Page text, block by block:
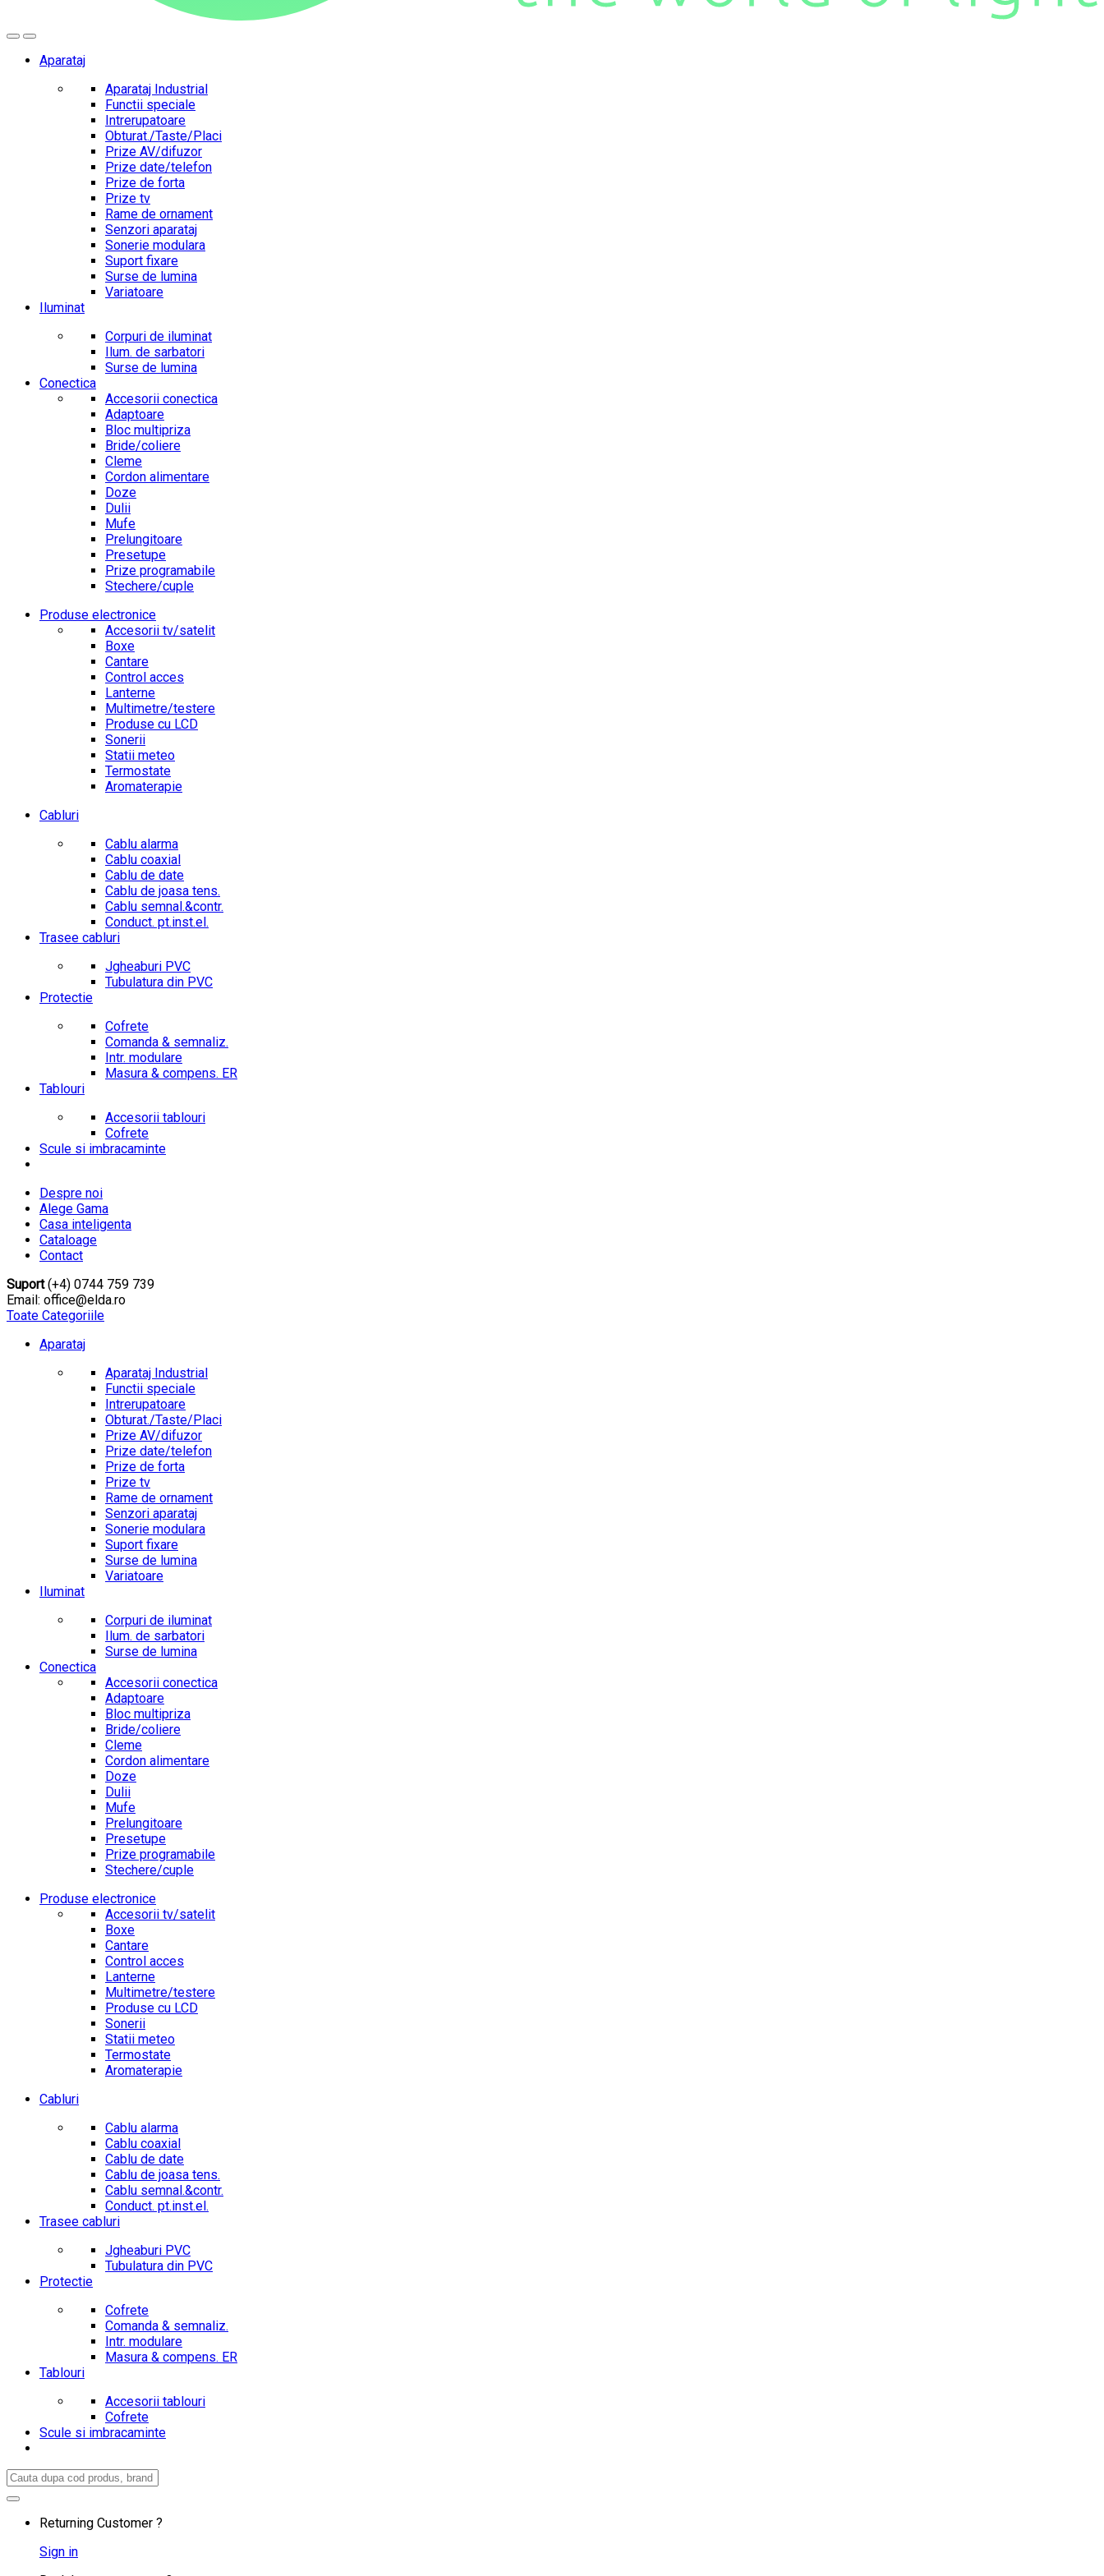
Aparataj
Aparataj Industrial
Functii speciale
Intrerupatoare
Obturat./Taste/Placi
Prize AV/difuzor
Prize date/telefon
Prize de forta
Prize tv
Rame de ornament
Senzori aparataj
Sonerie modulara
Suport fixare
Surse de lumina
Variatoare
Iluminat
Corpuri de iluminat
Ilum. de sarbatori
Surse de lumina
Conectica
Accesorii conectica
Adaptoare
Bloc multipriza
Bride/coliere
Cleme
Cordon alimentare
Doze
Dulii
Mufe
Prelungitoare
Presetupe
Prize programabile
Stechere/cuple
Produse electronice
Accesorii tv/satelit
Boxe
Cantare
Control acces
Lanterne
Multimetre/testere
Produse cu LCD
Sonerii
Statii meteo
Termostate
Aromaterapie
Cabluri
Cablu alarma
Cablu coaxial
Cablu de date
Cablu de joasa tens.
Cablu semnal.&contr.
Conduct. pt.inst.el.
Trasee cabluri
Jgheaburi PVC
Tubulatura din PVC
Protectie
Cofrete
Comanda & semnaliz.
Intr. modulare
Masura & compens. ER
Tablouri
Accesorii tablouri
Cofrete
Scule si imbracaminte
Despre noi
Alege Gama
Casa inteligenta
Cataloage
Contact
Suport(+4) 0744 759 739
Email: office@elda.ro
Toate Categoriile
Aparataj
Aparataj Industrial
Functii speciale
Intrerupatoare
Obturat./Taste/Placi
Prize AV/difuzor
Prize date/telefon
Prize de forta
Prize tv
Rame de ornament
Senzori aparataj
Sonerie modulara
Suport fixare
Surse de lumina
Variatoare
Iluminat
Corpuri de iluminat
Ilum. de sarbatori
Surse de lumina
Conectica
Accesorii conectica
Adaptoare
Bloc multipriza
Bride/coliere
Cleme
Cordon alimentare
Doze
Dulii
Mufe
Prelungitoare
Presetupe
Prize programabile
Stechere/cuple
Produse electronice
Accesorii tv/satelit
Boxe
Cantare
Control acces
Lanterne
Multimetre/testere
Produse cu LCD
Sonerii
Statii meteo
Termostate
Aromaterapie
Cabluri
Cablu alarma
Cablu coaxial
Cablu de date
Cablu de joasa tens.
Cablu semnal.&contr.
Conduct. pt.inst.el.
Trasee cabluri
Jgheaburi PVC
Tubulatura din PVC
Protectie
Cofrete
Comanda & semnaliz.
Intr. modulare
Masura & compens. ER
Tablouri
Accesorii tablouri
Cofrete
Scule si imbracaminte
Search
for:
Returning Customer ?
Sign in